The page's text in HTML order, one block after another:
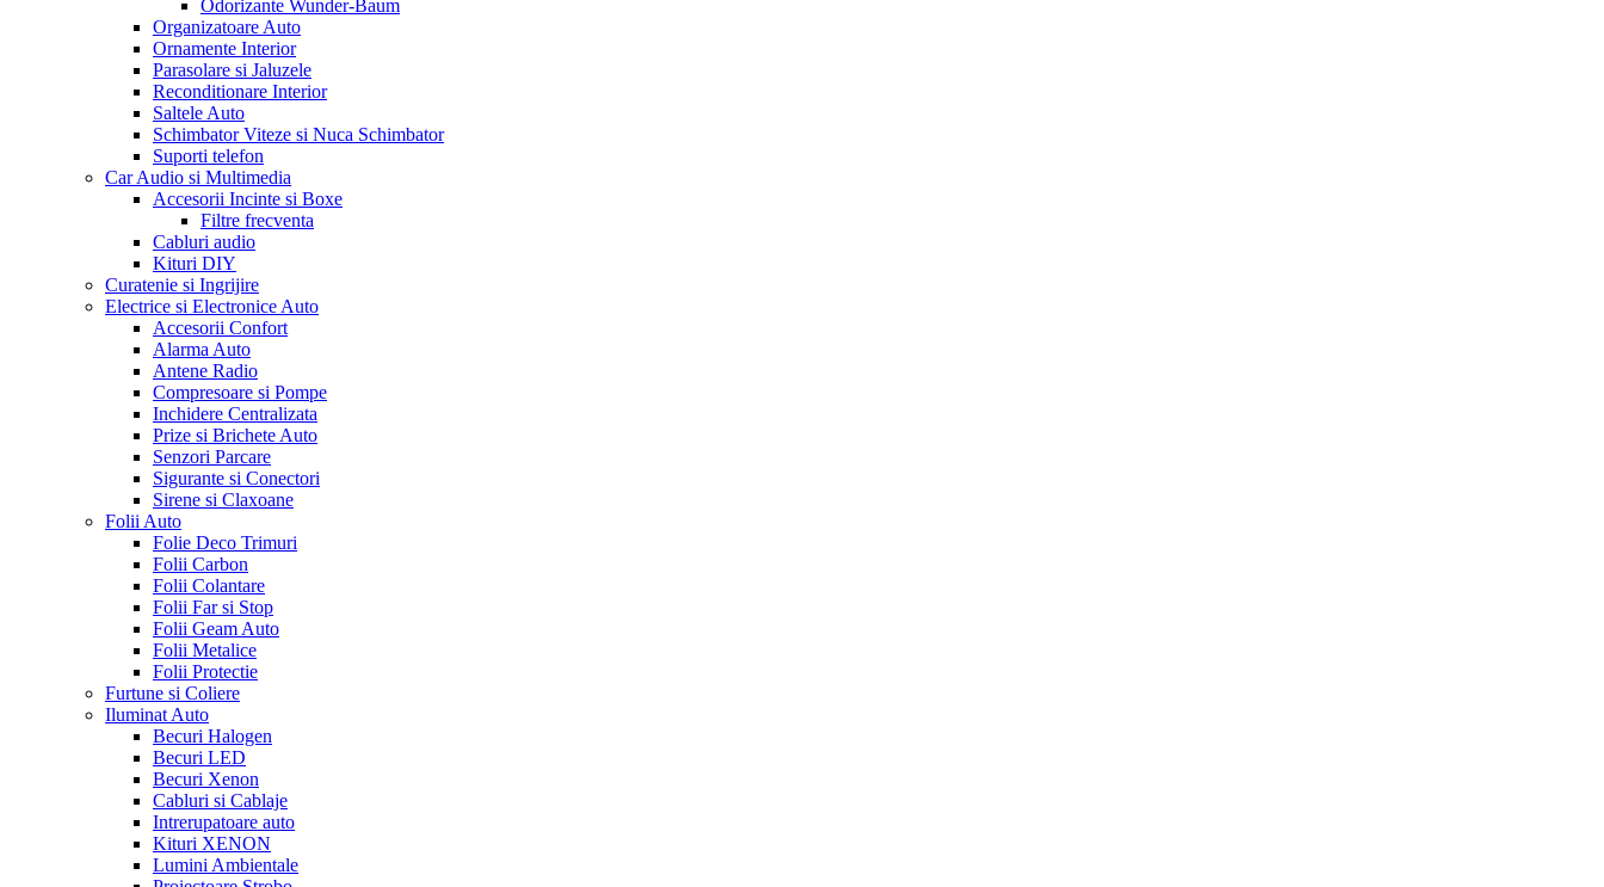
Odorizante Wunder-Baum
Organizatoare Auto
Ornamente Interior
Parasolare si Jaluzele
Reconditionare Interior
Saltele Auto
Schimbator Viteze si Nuca Schimbator
Suporti telefon
Car Audio si Multimedia
Accesorii Incinte si Boxe
Filtre frecventa
Cabluri audio
Kituri DIY
Curatenie si Ingrijire
Electrice si Electronice Auto
Accesorii Confort
Alarma Auto
Antene Radio
Compresoare si Pompe
Inchidere Centralizata
Prize si Brichete Auto
Senzori Parcare
Sigurante si Conectori
Sirene si Claxoane
Folii Auto
Folie Deco Trimuri
Folii Carbon
Folii Colantare
Folii Far si Stop
Folii Geam Auto
Folii Metalice
Folii Protectie
Furtune si Coliere
Iluminat Auto
Becuri Halogen
Becuri LED
Becuri Xenon
Cabluri si Cablaje
Intrerupatoare auto
Kituri XENON
Lumini Ambientale